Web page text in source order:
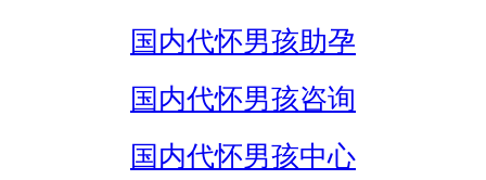
国内代怀男孩助孕
国内代怀男孩咨询
国内代怀男孩中心